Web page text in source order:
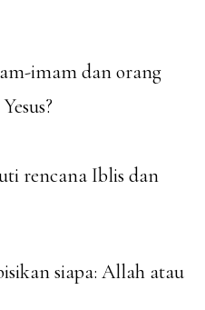
imam dan orang
rencana Iblis dan
siapa: Allah atau